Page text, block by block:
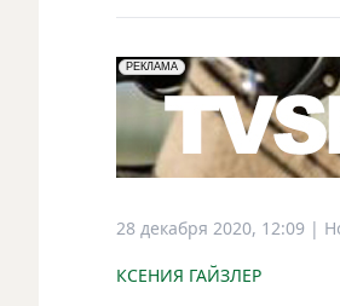
erid: LdtCK5Efv
РЕКЛАМА
АО "ГАТР", ИНН: 7841320717
28 декабря 2020, 12:09 |
КСЕНИЯ ГАЙЗЛЕР